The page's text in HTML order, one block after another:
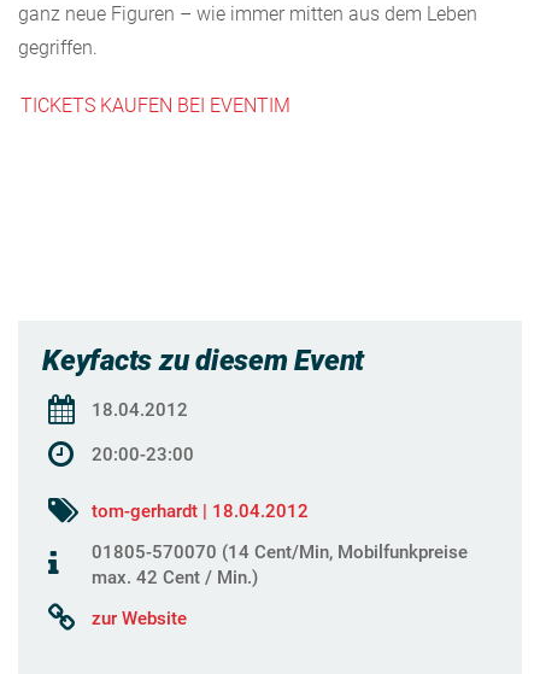
ganz neue Figuren – wie immer mitten aus dem Leben
gegriffen.
TICKETS KAUFEN BEI EVENTIM
Keyfacts zu diesem Event
18.04.2012
20:00-23:00
tom-gerhardt | 18.04.2012
01805-570070 (14 Cent/Min, Mobilfunkpreise
max. 42 Cent / Min.)
zur Website